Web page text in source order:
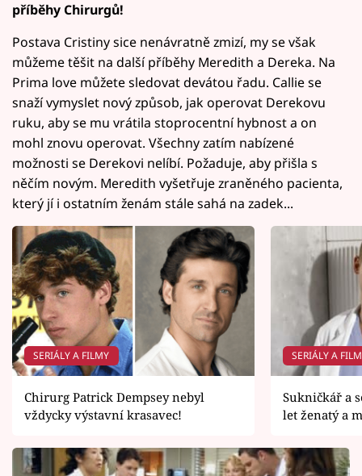
příběhy Chirurgů!
Postava Cristiny sice nenávratně zmizí, my se však
můžeme těšit na další příběhy Meredith a Dereka. Na
Prima love můžete sledovat devátou řadu. Callie se
snaží vymyslet nový způsob, jak operovat Derekovu
ruku, aby se mu vrátila stoprocentní hybnost a on
mohl znovu operovat. Všechny zatím nabízené
možnosti se Derekovi nelíbí. Požaduje, aby přišla s
něčím novým. Meredith vyšetřuje zraněného pacienta,
který jí i ostatním ženám stále sahá na zadek...
SERIÁLY A FILMY
Chirurg Patrick Dempsey nebyl
vždycky výstavní krasavec!
SERIÁLY A
Sukničkář a
let ženatý a